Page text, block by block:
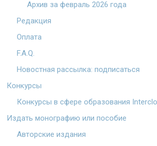
Архив за февраль 2026 года
Редакция
Оплата
F.A.Q.
Новостная рассылка: подписаться
Конкурсы
Конкурсы в сфере образования
Издать монографию или пособие
Авторские издания